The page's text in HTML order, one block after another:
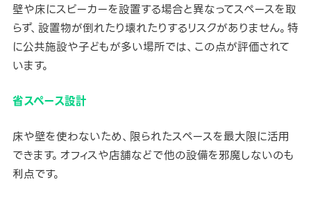
壁や床にスピーカーを設置する場合と異なってスペースを取
らず、設置物が倒れたり壊れたりするリスクがありません。特
に公共施設や子どもが多い場所では、この点が評価されて
います。
省スペース設計
床や壁を使わないため、限られたスペースを最大限に活用
できます。オフィスや店舗などで他の設備を邪魔しないのも
利点です。